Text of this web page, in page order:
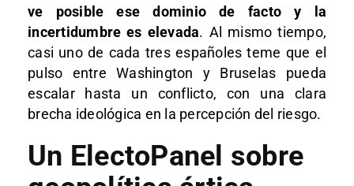
ve posible ese dominio de facto y la
incertidumbre es elevada. Al mismo tiempo,
casi uno de cada tres españoles teme que el
pulso entre Washington y Bruselas pueda
escalar hasta un conflicto, con una clara
brecha ideológica en la percepción del riesgo.
Un ElectoPanel sobre